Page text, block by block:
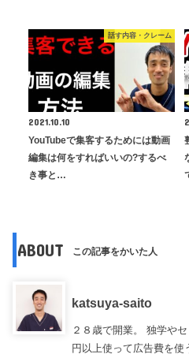
話す内容・クレーム
2021.10.10
YouTubeで集客するためには動画
編集は何をすればいいの?するべ
き事と…
ABOUT この記事をかいた人
katsuya-saito
２８歳で開業。 独学や
円以上使って広告費を使